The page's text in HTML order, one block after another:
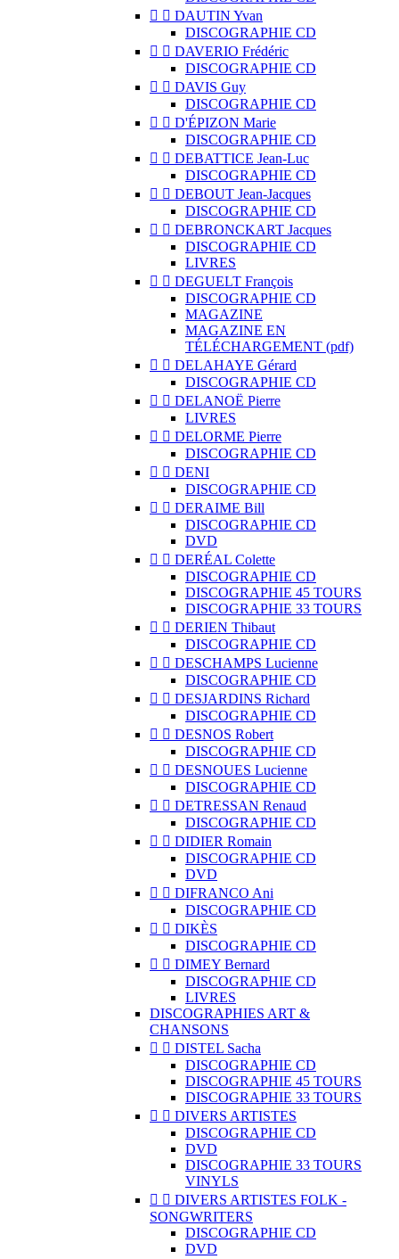
  DAUTIN Yvan
DISCOGRAPHIE CD
  DAVERIO Frédéric
DISCOGRAPHIE CD
  DAVIS Guy
DISCOGRAPHIE CD
  D'ÉPIZON Marie
DISCOGRAPHIE CD
  DEBATTICE Jean-Luc
DISCOGRAPHIE CD
  DEBOUT Jean-Jacques
DISCOGRAPHIE CD
  DEBRONCKART Jacques
DISCOGRAPHIE CD
LIVRES
  DEGUELT François
DISCOGRAPHIE CD
MAGAZINE
MAGAZINE EN
TÉLÉCHARGEMENT (pdf)
  DELAHAYE Gérard
DISCOGRAPHIE CD
  DELANOË Pierre
LIVRES
  DELORME Pierre
DISCOGRAPHIE CD
  DENI
DISCOGRAPHIE CD
  DERAIME Bill
DISCOGRAPHIE CD
DVD
  DERÉAL Colette
DISCOGRAPHIE CD
DISCOGRAPHIE 45 TOURS
DISCOGRAPHIE 33 TOURS
  DERIEN Thibaut
DISCOGRAPHIE CD
  DESCHAMPS Lucienne
DISCOGRAPHIE CD
  DESJARDINS Richard
DISCOGRAPHIE CD
  DESNOS Robert
DISCOGRAPHIE CD
  DESNOUES Lucienne
DISCOGRAPHIE CD
  DETRESSAN Renaud
DISCOGRAPHIE CD
  DIDIER Romain
DISCOGRAPHIE CD
DVD
  DIFRANCO Ani
DISCOGRAPHIE CD
  DIKÈS
DISCOGRAPHIE CD
  DIMEY Bernard
DISCOGRAPHIE CD
LIVRES
DISCOGRAPHIES ART &
CHANSONS
  DISTEL Sacha
DISCOGRAPHIE CD
DISCOGRAPHIE 45 TOURS
DISCOGRAPHIE 33 TOURS
  DIVERS ARTISTES
DISCOGRAPHIE CD
DVD
DISCOGRAPHIE 33 TOURS
VINYLS
  DIVERS ARTISTES FOLK -
SONGWRITERS
DISCOGRAPHIE CD
DVD